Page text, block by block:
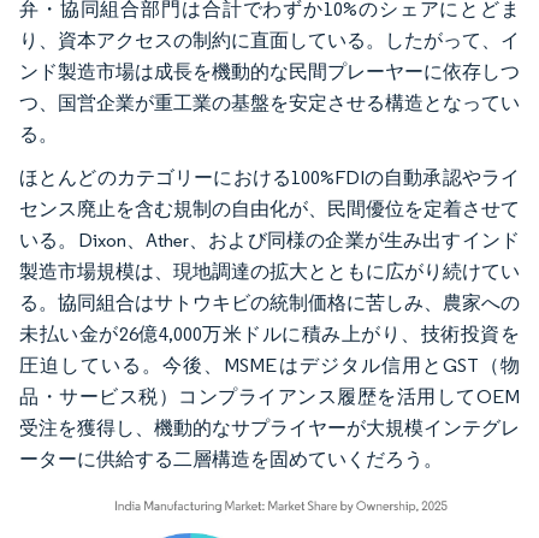
弁・協同組合部門は合計でわずか10%のシェアにとどま
り、資本アクセスの制約に直面している。したがって、イ
ンド製造市場は成長を機動的な民間プレーヤーに依存しつ
つ、国営企業が重工業の基盤を安定させる構造となってい
る。
ほとんどのカテゴリーにおける100%FDIの自動承認やライ
センス廃止を含む規制の自由化が、民間優位を定着させて
いる。Dixon、Ather、および同様の企業が生み出すインド
製造市場規模は、現地調達の拡大とともに広がり続けてい
る。協同組合はサトウキビの統制価格に苦しみ、農家への
未払い金が26億4,000万米ドルに積み上がり、技術投資を
圧迫している。今後、MSMEはデジタル信用とGST（物
品・サービス税）コンプライアンス履歴を活用してOEM
受注を獲得し、機動的なサプライヤーが大規模インテグレ
ーターに供給する二層構造を固めていくだろう。